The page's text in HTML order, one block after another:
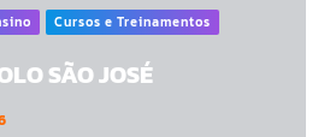
Cursos e Treinamentos
SÃO JOSÉ